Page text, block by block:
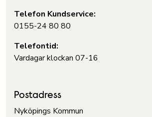
Telefon Kundservice:
0155-24 80 80
Telefontid:
Vardagar klockan 07-16
Postadress
Nyköpings Kommun